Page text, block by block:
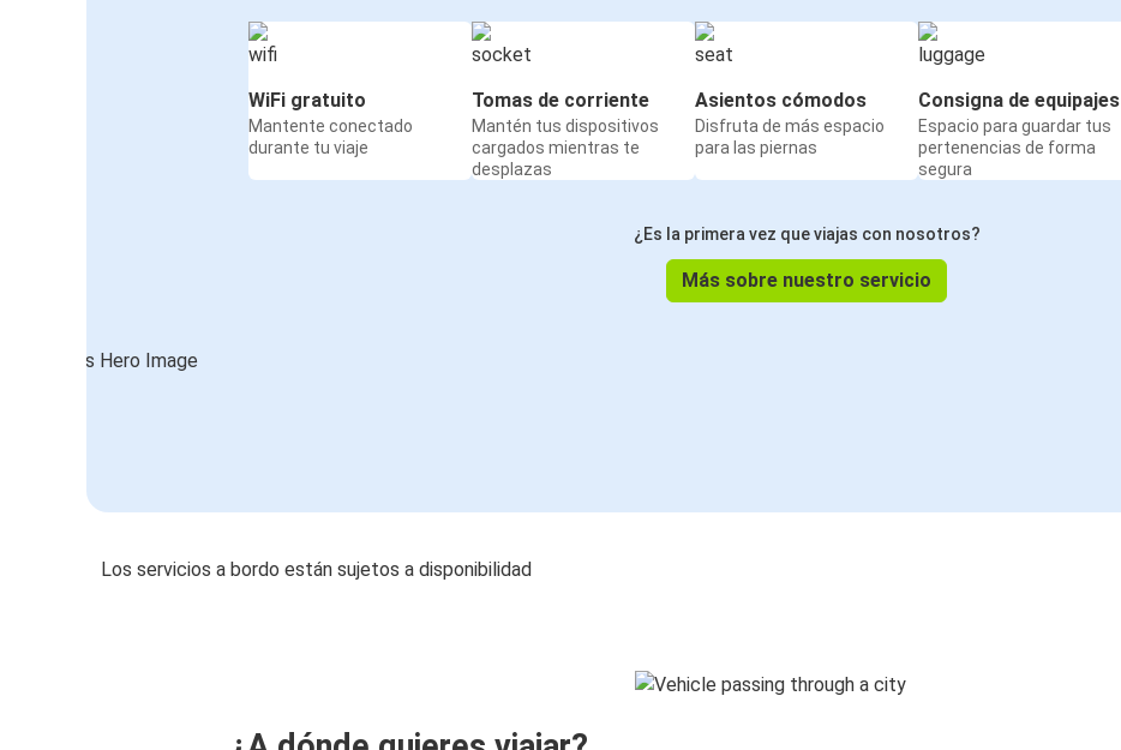
WiFi gratuito
Mantente conectado
durante tu viaje
Tomas de corriente
Mantén tus dispositivos
cargados mientras te
desplazas
Asientos cómodos
Disfruta de más espacio
para las piernas
Consigna de equipajes
Espacio para guardar tus
pertenencias de forma
segura
¿Es la primera vez que viajas con nosotros?
Más sobre nuestro servicio
Los servicios a bordo están sujetos a disponibilidad